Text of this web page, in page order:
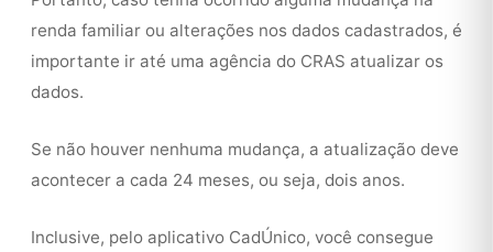
renda familiar ou alterações nos dados cadastrados, é
importante ir até uma agência do CRAS atualizar os
dados.
Se não houver nenhuma mudança, a atualização deve
acontecer a cada 24 meses, ou seja, dois anos.
Inclusive, pelo aplicativo CadÚnico, você consegue